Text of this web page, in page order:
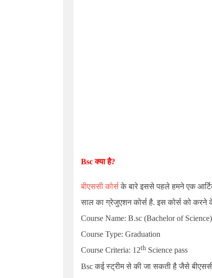
Bscक्या है?
बीएससी कोर्सके बारे इससे पहले हमने एक
साल का ग्रेजुएशन कोर्स है. इस कोर्स को करने
Course Name: B.sc (Bachelor of Science)
Course Type: Graduation
Course Criteria: 12th Science pass
Bscकई स्ट्रीम से की जा सकती है जैसे